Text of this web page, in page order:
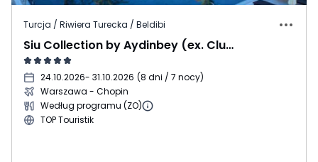
Turcja / Riwiera Turecka / Beldibi
Siu Collection by Aydinbey (ex. Club Zigana)
24.10.2026- 31.10.2026 (8 dni / 7 nocy)
Warszawa - Chopin
Według programu (ZO)
TOP Touristik